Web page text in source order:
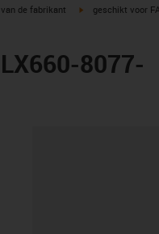
de fabrikant igus-icon-arrow-
geschikt voor
8077-